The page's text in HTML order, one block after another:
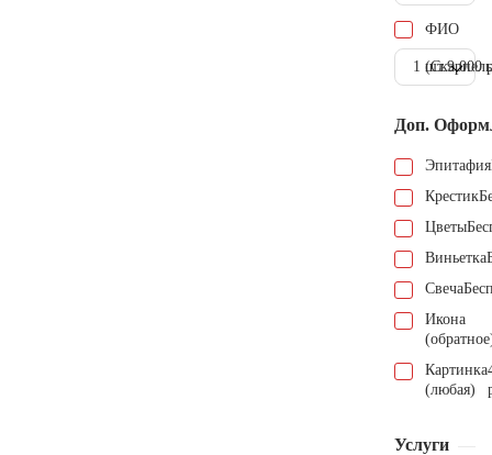
ФИО
1 шт.9.000
Доп.
Эпитафия
Крестик
Цветы
Виньетка
Свеча
Икона
Картинка
(любая)
Услуги